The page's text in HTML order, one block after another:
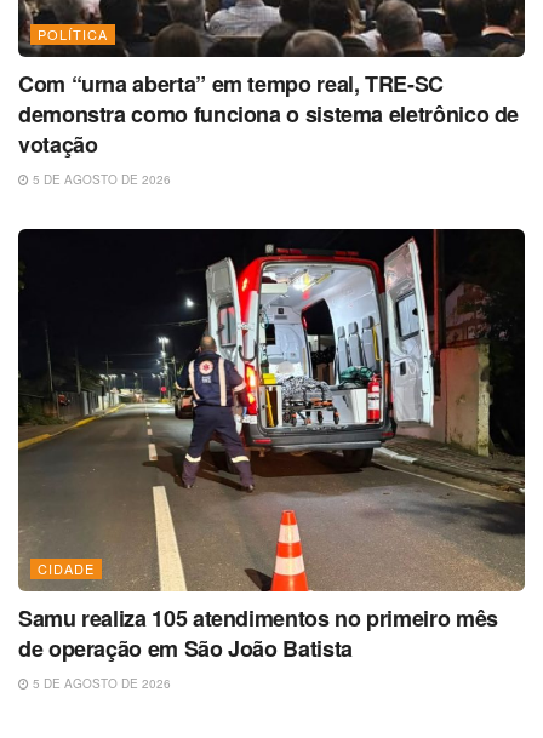
POLÍTICA
Com “urna aberta” em tempo real, TRE-SC
demonstra como funciona o sistema eletrônico de
votação
5 DE AGOSTO DE 2026
CIDADE
Samu realiza 105 atendimentos no primeiro mês
de operação em São João Batista
5 DE AGOSTO DE 2026